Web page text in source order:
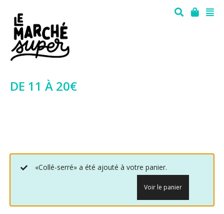
DE 11 À 20€
«Collé-serré» a été ajouté à votre panier.
Voir le panier